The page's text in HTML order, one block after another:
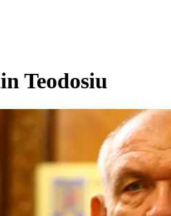
Teodosiu